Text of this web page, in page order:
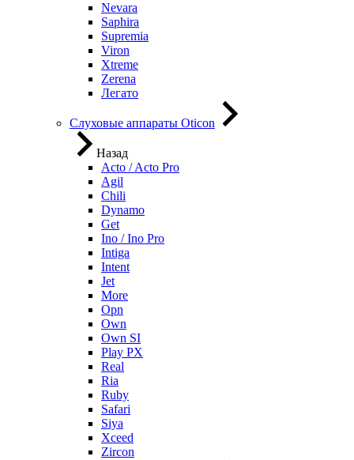
Nevara
Saphira
Supremia
Viron
Xtreme
Zerena
Легато
Слуховые аппараты Oticon
Назад
Acto / Acto Pro
Agil
Chili
Dynamo
Get
Ino / Ino Pro
Intiga
Intent
Jet
More
Opn
Own
Own SI
Play PX
Real
Ria
Ruby
Safari
Siya
Xceed
Zircon